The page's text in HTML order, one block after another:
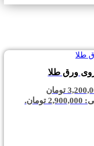
ورق طلا
قیمت اصلی: 3,200,000 تومان